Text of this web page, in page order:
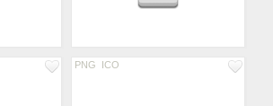
PNG ICO